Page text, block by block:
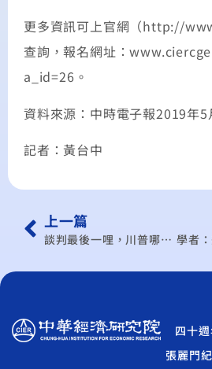
更多資訊可上官網（http://
查詢，報名網址：
a_id=26。
資料來源：中時電子報2019年5
記者：黃台中
上一篇
談判最後一哩，川普哪裡不爽？ 中方取消國企補貼誠意不夠
四十
張麗門